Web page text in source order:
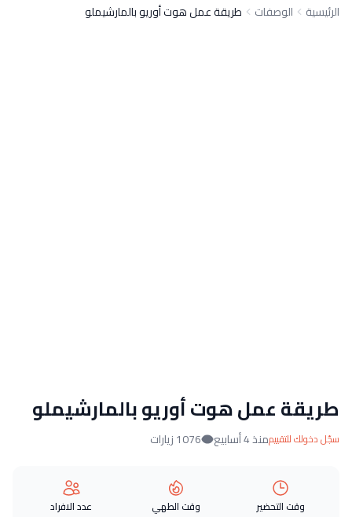
الرئيسية الوصفات طريقة عمل هوت أوريو بالمارشيملو
طريقة عمل هوت أوريو بالمارشيملو
سجّل دخولك للتقييممنذ 4 أسابيع 1076 زيارات
وقت التحضير وقت الطهي عدد الافراد